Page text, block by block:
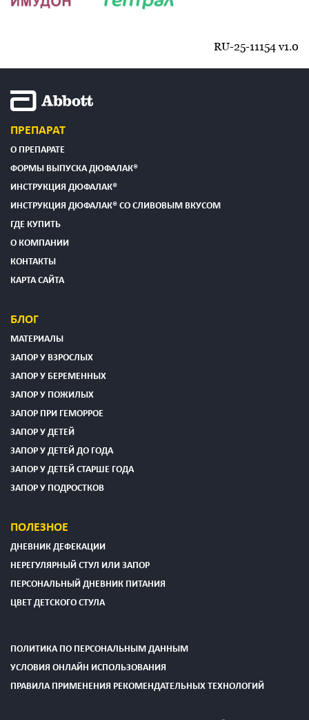
RU-25-11154 v1.0
ПРЕПАРАТ
О ПРЕПАРАТЕ
ФОРМЫ ВЫПУСКА ДЮФАЛАК®
ИНСТРУКЦИЯ ДЮФАЛАК®
ИНСТРУКЦИЯ ДЮФАЛАК® СО СЛИВОВЫМ ВКУСОМ
ГДЕ КУПИТЬ
О КОМПАНИИ
КОНТАКТЫ
КАРТА САЙТА
БЛОГ
МАТЕРИАЛЫ
ЗАПОР У ВЗРОСЛЫХ
ЗАПОР У БЕРЕМЕННЫХ
ЗАПОР У ПОЖИЛЫХ
ЗАПОР ПРИ ГЕМОРРОЕ
ЗАПОР У ДЕТЕЙ
ЗАПОР У ДЕТЕЙ ДО ГОДА
ЗАПОР У ДЕТЕЙ СТАРШЕ ГОДА
ЗАПОР У ПОДРОСТКОВ
ПОЛЕЗНОЕ
ДНЕВНИК ДЕФЕКАЦИИ
НЕРЕГУЛЯРНЫЙ СТУЛ ИЛИ ЗАПОР
ПЕРСОНАЛЬНЫЙ ДНЕВНИК ПИТАНИЯ
ЦВЕТ ДЕТСКОГО СТУЛА
ПОЛИТИКА ПО ПЕРСОНАЛЬНЫМ ДАННЫМ
УСЛОВИЯ ОНЛАЙН ИСПОЛЬЗОВАНИЯ
ПРАВИЛА ПРИМЕНЕНИЯ РЕКОМЕНДАТЕЛЬНЫХ ТЕХНОЛОГИЙ